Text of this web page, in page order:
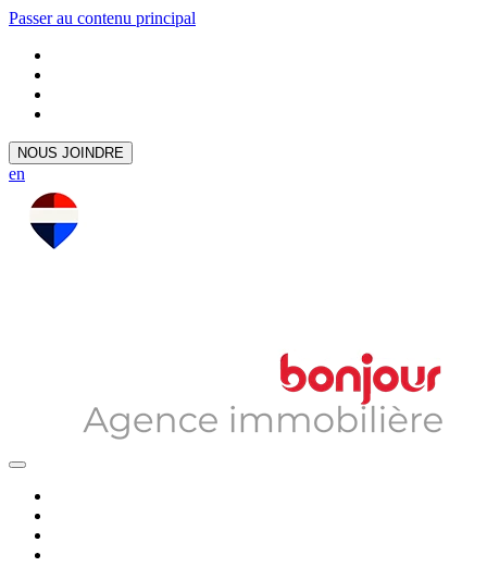
Passer au contenu principal
NOUS JOINDRE
en